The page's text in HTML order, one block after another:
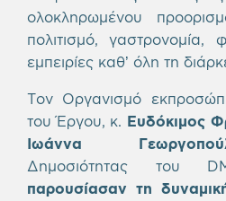
ολοκληρωμένου
πολιτισμό, γαστρονομία,
εμπειρίες καθ’ όλη τη
Τον Οργανισμό
του Έργου, κ. Ευδόκιμος
Ιωάννα
Δημοσιότητας του
παρουσίασαν τη